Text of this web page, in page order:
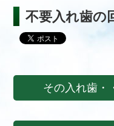
不要入れ歯の
その入れ歯・